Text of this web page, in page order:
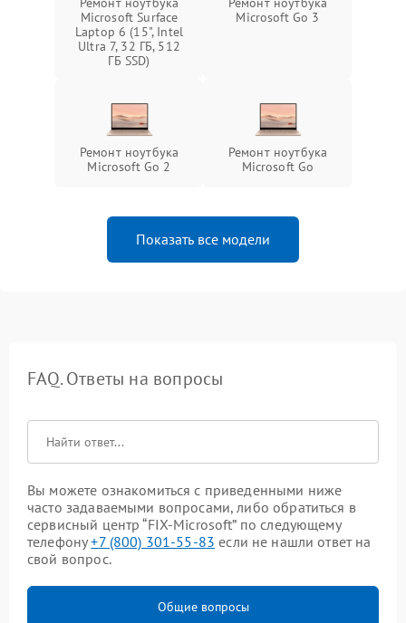
Microsoft Surface
Laptop 6 (15", Intel
Ultra 7, 32 ГБ, 512
ГБ SSD)
Microsoft Go 3
Ремонт ноутбука
Microsoft Go 2
Ремонт ноутбука
Microsoft Go
Показать все модели
FAQ. Ответы на вопросы
Вы можете ознакомиться с приведенными ниже
часто задаваемыми вопросами, либо обратиться в
сервисный центр “FIX-Microsoft” по следующему
телефону+7 (800) 301-55-83 если не нашли ответ на
свой вопрос.
Общие вопросы